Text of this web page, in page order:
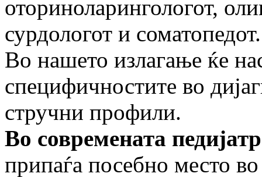
оториноларингологот,
сурдологот и соматопедот.
Во нашето излагање ќе
специфичностите во
стручни профили.
Во современата
припаѓа по­себ­­но место